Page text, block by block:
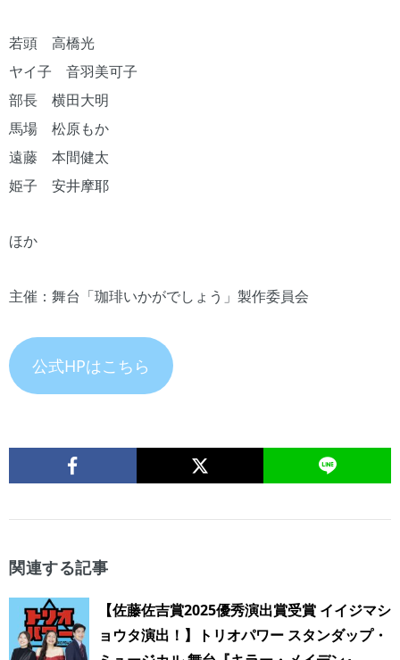
若頭 高橋光
ヤイ子 音羽美可子
部長 横田大明
馬場 松原もか
遠藤 本間健太
姫子 安井摩耶
ほか
主催：舞台「珈琲いかがでしょう」製作委員会
公式HPはこちら
関連する記事
【佐藤佐吉賞2025優秀演出賞受賞 イイジマシ
ョウタ演出！】トリオパワー スタンダップ・